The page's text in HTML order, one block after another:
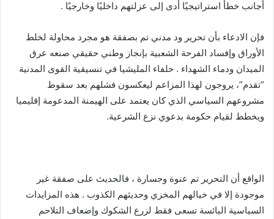
أجانب خطأً استراتيجيًا أدى إلى عزلتهم داخليًا وخارجيًا .
فإن الادعاء بأن تحرير ود مدني تم بصفقة هو مجرد محاولة لخلط
الأوراق وإفساد الفرحة الشعبية بإنجاز وطني حقيقي صنعه عرق
الميدان ودماء الشهداء . حلفاء المليشيا في تنسيقية القوى المدنية
“تقدم”، يروجون لهذا المزاعم ليعكسون فشلهم بعد سقوط
مشروعهم السياسي الذي كان يعتمد على الهيمنة المدعومة إقليميا
ويخطط لقيام حكومة بدعوي نزع الشرعية.
الواقع أن التحرير تم عنوة وجسارة ، فالحديث على صفقة غير
موجودة إلا في خيالهم المخزي وحديثهم الكذوب . هذه المزايدات
السياسية البائسة تسعى فقط لزرع الشكوك وإضعاف التلاحم